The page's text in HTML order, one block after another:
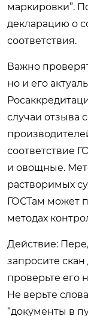
маркировки”.
декларацию о
соответствия.
Важно
но и его
случаи отзыва
соответствие
и овощные.
растворимых
ГОСТам может
методах
Действие:
запросите
проверьте его
Не верьте
“документы в